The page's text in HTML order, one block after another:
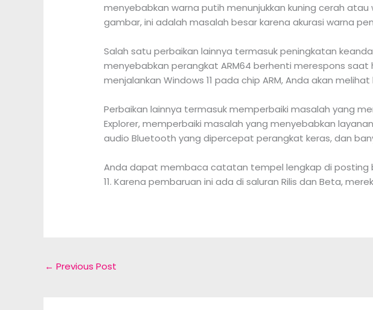
menyebabkan warna putih menunjukkan kuning cerah
gambar, ini adalah masalah besar karena akurasi warna
Salah satu perbaikan lainnya termasuk peningkatan
menyebabkan perangkat ARM64 berhenti merespons
menjalankan Windows 11 pada chip ARM, Anda akan
Perbaikan lainnya termasuk memperbaiki masalah yang
Explorer, memperbaiki masalah yang menyebabkan
audio Bluetooth yang dipercepat perangkat keras, dan
Anda dapat membaca catatan tempel lengkap di posting
11. Karena pembaruan ini ada di saluran Rilis dan Beta,
← Previous Post